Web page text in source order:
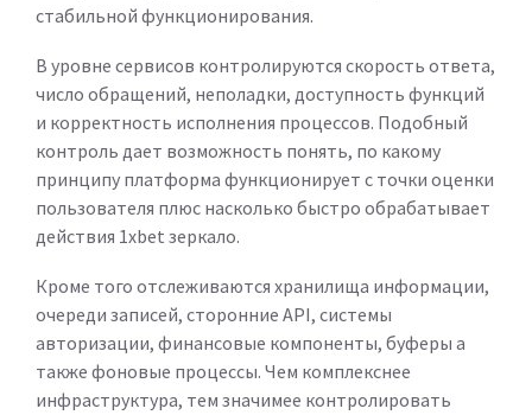
стабильной функционирования.
В уровне сервисов контролируются скорость ответа,
число обращений, неполадки, доступность функций
и корректность исполнения процессов. Подобный
контроль дает возможность понять, по какому
принципу платформа функционирует с точки оценки
пользователя плюс насколько быстро обрабатывает
действия 1xbet зеркало.
Кроме того отслеживаются хранилища информации,
очереди записей, сторонние API, системы
авторизации, финансовые компоненты, буферы а
также фоновые процессы. Чем комплекснее
инфраструктура, тем значимее контролировать